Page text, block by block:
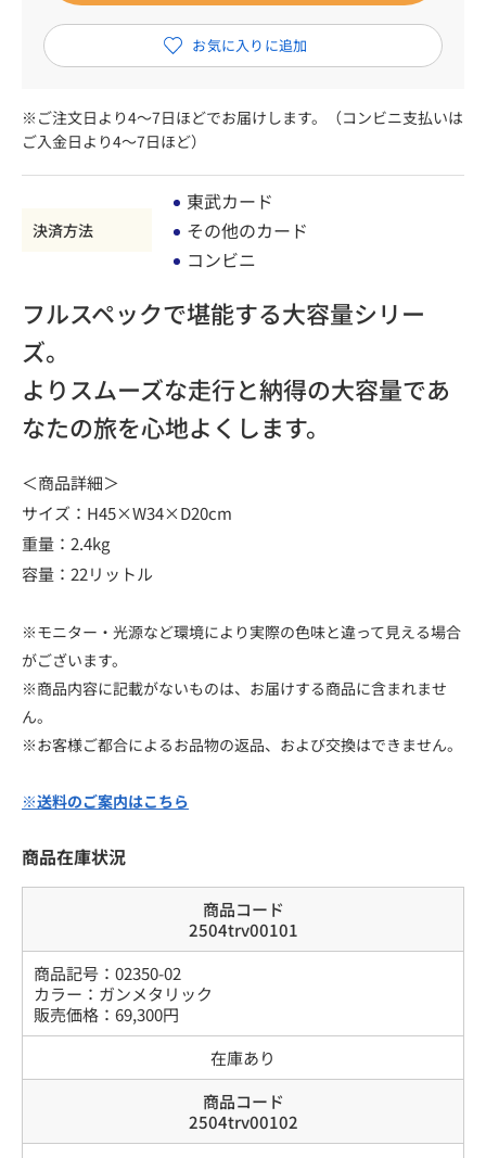
※ご注文日より4～7日ほどでお届けします。（コンビニ支払いは
ご入金日より4～7日ほど）
決済方法
東武カード
その他のカード
コンビニ
フルスペックで堪能する大容量シリー
ズ。
よりスムーズな走行と納得の大容量であ
なたの旅を心地よくします。
＜商品詳細＞
サイズ：H45×W34×D20cm
重量：2.4kg
容量：22リットル
※モニター・光源など環境により実際の色味と違って見える場合
がございます。
※商品内容に記載がないものは、お届けする商品に含まれませ
ん。
※お客様ご都合によるお品物の返品、および交換はできません。
※送料のご案内はこちら
商品在庫状況
商品コード
2504trv00101
商品記号： 02350-02
カラー ： ガンメタリック
販売価格： 69,300円
在庫あり
商品コード
2504trv00102